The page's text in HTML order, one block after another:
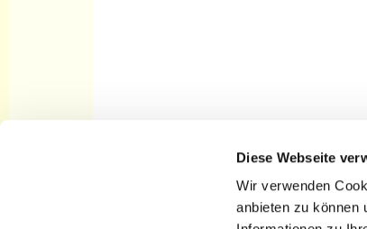
Diese Webseite
Wir verwenden
anbieten zu können
Startseite Kirchengemeinde St.